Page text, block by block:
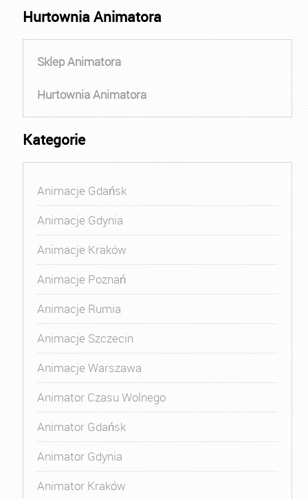
Hurtownia Animatora
Sklep Animatora
Hurtownia Animatora
Kategorie
Animacje Gdańsk
Animacje Gdynia
Animacje Kraków
Animacje Poznań
Animacje Rumia
Animacje Szczecin
Animacje Warszawa
Animator Czasu Wolnego
Animator Gdańsk
Animator Gdynia
Animator Kraków